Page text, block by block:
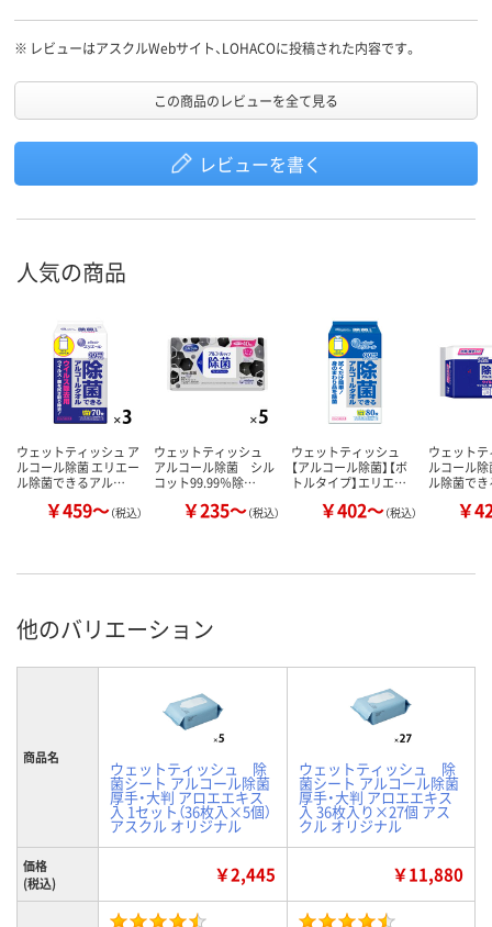
※ レビューはアスクルWebサイト、LOHACOに投稿された内容です。
この商品のレビューを全て見る
レビューを書く
人気の商品
ウェットティッシュ ア
ルコール除菌 エリエー
ル除菌できるアル…
￥459～（税込）
ウェットティッシュ
アルコール除菌 シル
コット99.99％除…
￥235～（税込）
ウェットティッシュ
【アルコール除菌】【ボ
トルタイプ】エリエ…
￥402～（税込）
ウェット
ルコール
ル除菌で
￥
他のバリエーション
商品名
ウェットティッシュ 除
菌シート アルコール除菌
厚手・大判 アロエエキス
入 1セット（36枚入×5個）
アスクル オリジナル
ウェットティッシュ 除
菌シート アルコール除菌
厚手・大判 アロエエキス
入 36枚入り×27個 アス
クル オリジナル
価格
(税込)
￥2,445 ￥11,880